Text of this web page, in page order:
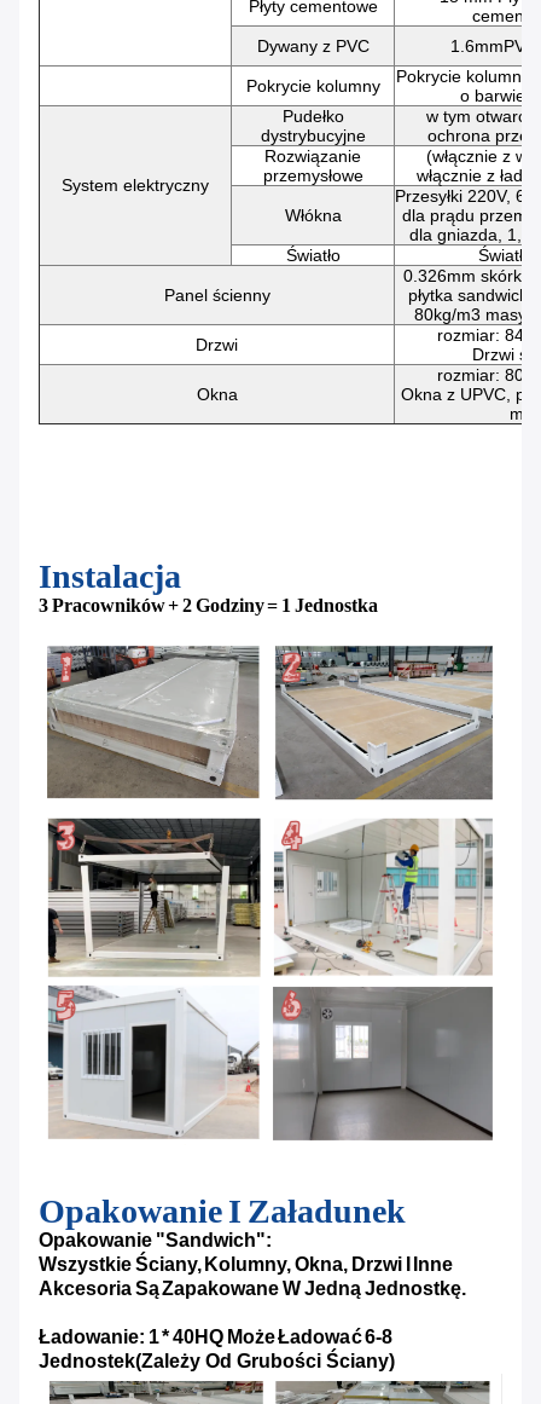
Płyty cementowe
Dywany z PVC
1.6mmPVC
Pokrycie kolumny
Pokrycie kolumny,
o barwie
System elektryczny
Pudełko
dystrybucyjne
w tym
ochrona
Rozwiązanie
przemysłowe
(włącznie z
włącznie z
Włókna
Przesyłki 220V,
dla prądu
dla gniazda,
Światło
Światła
Panel ścienny
0.326mm skórki
płytka sandwich
80kg/m3 masy
Drzwi
rozmiar:
Drzwi
Okna
rozmiar:
Okna z UPVC,
mm
Instalacja
3 Pracowników + 2 Godziny = 1 Jednostka
Opakowanie I Załadunek
Opakowanie "sandwich":
Wszystkie Ściany, Kolumny, Okna, Drzwi I Inne
Akcesoria Są Zapakowane W Jedną Jednostkę.
Ładowanie: 1 * 40HQ Może Ładować 6-8
Jednostek(Zależy Od Grubości Ściany)